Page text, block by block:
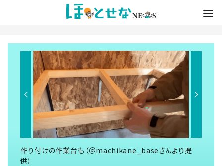
作り付けの作業台も（＠machikane_baseさんより提
供）